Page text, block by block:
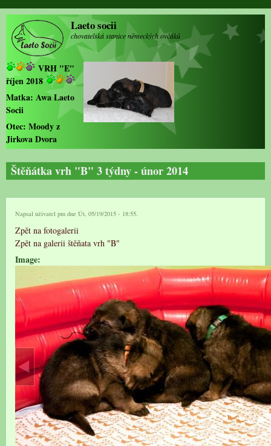
Přejít k hlavnímu obsahu
Laeto socii
chovatelská stanice německých ovčáků
VRH "E"
říjen 2018
Matka: Awa Laeto
Socii
Otec: Moody z
Jirkova Dvora
Štěňátka vrh "B" 3 týdny - únor 2014
Napsal uživatel pm dne Út, 05/19/2015 - 18:55.
Zpět na fotogalerii
Zpět na galerii štěňata vrh "B"
Image: